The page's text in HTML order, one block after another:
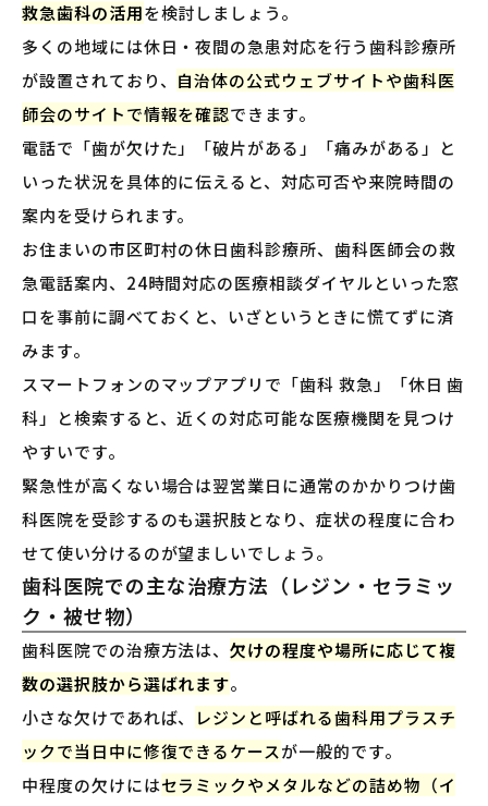
救急歯科の活用を検討しましょう。
多くの地域には休日・夜間の急患対応を行う歯科診療所
が設置されており、 自治体の公式ウェブサイトや歯科医
師会のサイトで情報を確認できます。
電話で「歯が欠けた」「破片がある」「痛みがある」と
いった状況を具体的に伝えると、対応可否や来院時間の
案内を受けられます。
お住まいの市区町村の休日歯科診療所、歯科医師会の救
急電話案内、24時間対応の医療相談ダイヤルといった窓
口を事前に調べておくと、いざというときに慌てずに済
みます。
スマートフォンのマップアプリで「歯科 救急」「休日 歯
科」と検索すると、近くの対応可能な医療機関を見つけ
やすいです。
緊急性が高くない場合は翌営業日に通常のかかりつけ歯
科医院を受診するのも選択肢となり、症状の程度に合わ
せて使い分けるのが望ましいでしょう。
歯科医院での主な治療方法（レジン・セラミッ
ク・被せ物）
歯科医院での治療方法は、欠けの程度や場所に応じて複
数の選択肢から選ばれます。
小さな欠けであれば、
レジンと呼ばれる歯科用プラスチ
ックで当日中に修復できるケースが一般的です。
中程度の欠けにはセラミックやメタルなどの詰め物（イ